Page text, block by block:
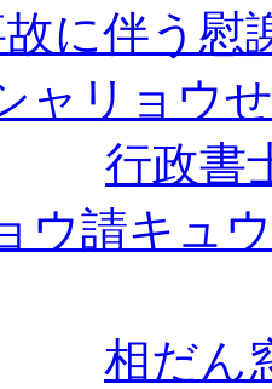
に伴う慰
ャリョウ
行政書
ウ請キュ
相だん